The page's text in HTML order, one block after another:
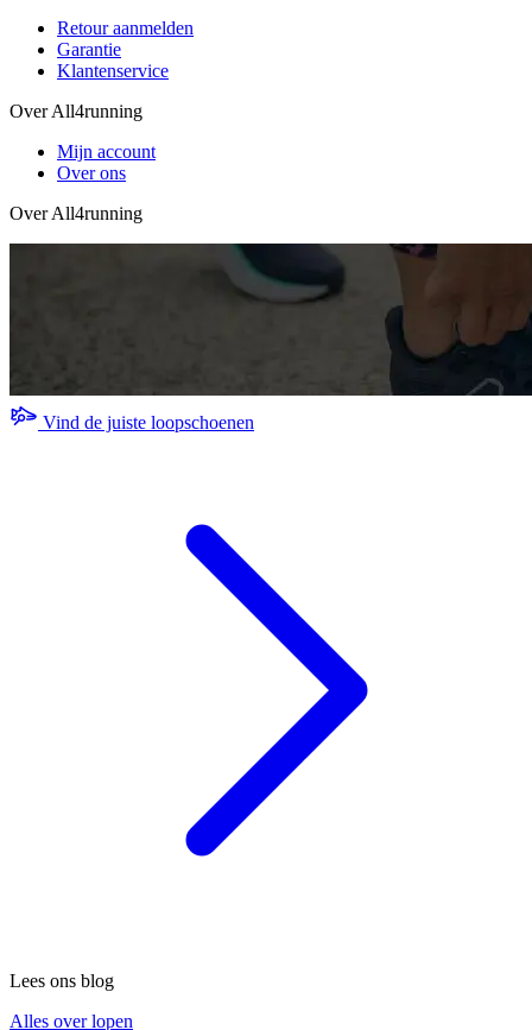
Retour aanmelden
Garantie
Klantenservice
Over All4running
Mijn account
Over ons
Over All4running
Vind de juiste loopschoenen
Lees ons blog
Alles over lopen